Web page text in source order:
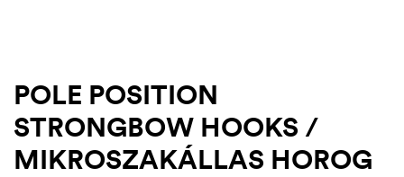
POLE POSITION
STRONGBOW HOOKS /
MIKROSZAKÁLLAS HOROG